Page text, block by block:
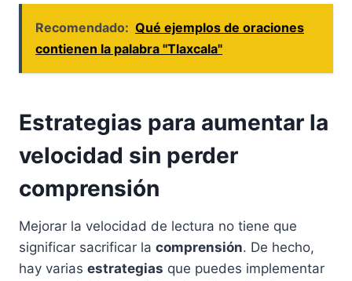
Recomendado: Qué ejemplos de oraciones
contienen la palabra "Tlaxcala"
Estrategias para aumentar la
velocidad sin perder
comprensión
Mejorar la velocidad de lectura no tiene que
significar sacrificar la comprensión. De hecho,
hay varias estrategias que puedes implementar